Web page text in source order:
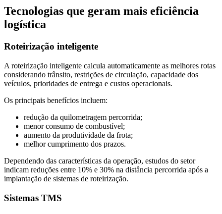
Tecnologias que geram mais eficiência
logística
Roteirização inteligente
A roteirização inteligente calcula automaticamente as melhores rotas
considerando trânsito, restrições de circulação, capacidade dos
veículos, prioridades de entrega e custos operacionais.
Os principais benefícios incluem:
redução da quilometragem percorrida;
menor consumo de combustível;
aumento da produtividade da frota;
melhor cumprimento dos prazos.
Dependendo das características da operação, estudos do setor
indicam reduções entre 10% e 30% na distância percorrida após a
implantação de sistemas de roteirização.
Sistemas TMS